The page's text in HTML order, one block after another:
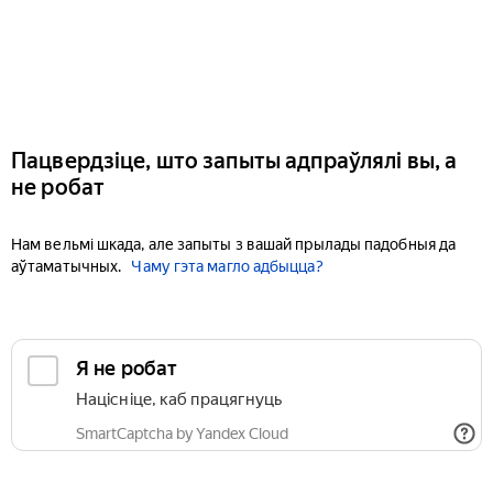
Пацвердзіце, што запыты адпраўлялі вы, а
не робат
Нам вельмі шкада, але запыты з вашай прылады падобныя да
аўтаматычных.
Чаму гэта магло адбыцца?
Я не робат
Націсніце, каб працягнуць
SmartCaptcha by Yandex Cloud